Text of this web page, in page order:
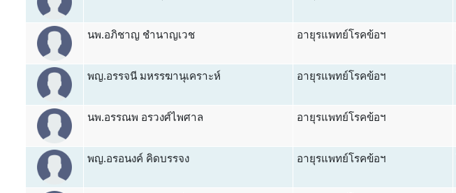
นพ.อภิชาญ ชำนาญเวช อายุรแพทย์โรคข้อฯ
พญ.อรรจนี มหรรฆานุเคราะห์ อายุรแพทย์โรคข้อฯ
นพ.อรรณพ อรวงศ์ไพศาล อายุรแพทย์โรคข้อฯ
พญ.อรอนงค์ คิดบรรจง อายุรแพทย์โรคข้อฯ